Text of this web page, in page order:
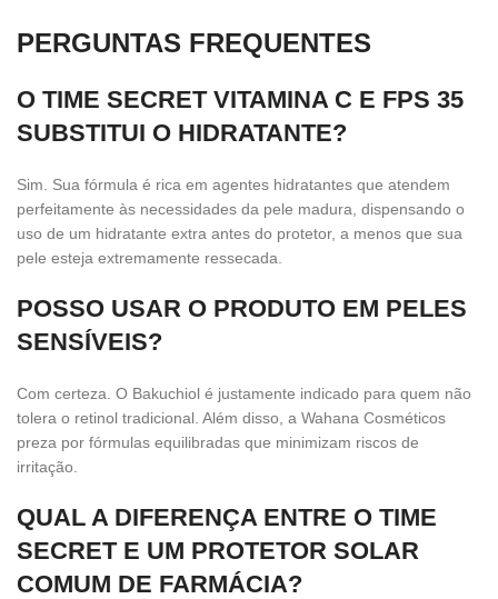
PERGUNTAS FREQUENTES
O TIME SECRET VITAMINA C E FPS 35
SUBSTITUI O HIDRATANTE?
Sim. Sua fórmula é rica em agentes hidratantes que atendem
perfeitamente às necessidades da pele madura, dispensando o
uso de um hidratante extra antes do protetor, a menos que sua
pele esteja extremamente ressecada.
POSSO USAR O PRODUTO EM PELES
SENSÍVEIS?
Com certeza. O Bakuchiol é justamente indicado para quem não
tolera o retinol tradicional. Além disso, a Wahana Cosméticos
preza por fórmulas equilibradas que minimizam riscos de
irritação.
QUAL A DIFERENÇA ENTRE O TIME
SECRET E UM PROTETOR SOLAR
COMUM DE FARMÁCIA?